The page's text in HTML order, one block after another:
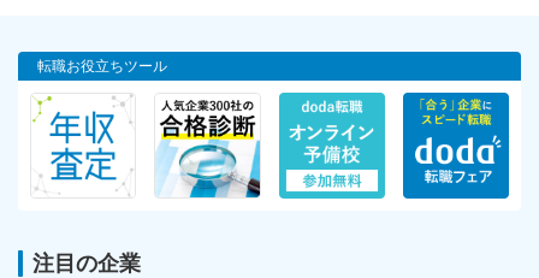
転職お役立ちツール
注目の企業